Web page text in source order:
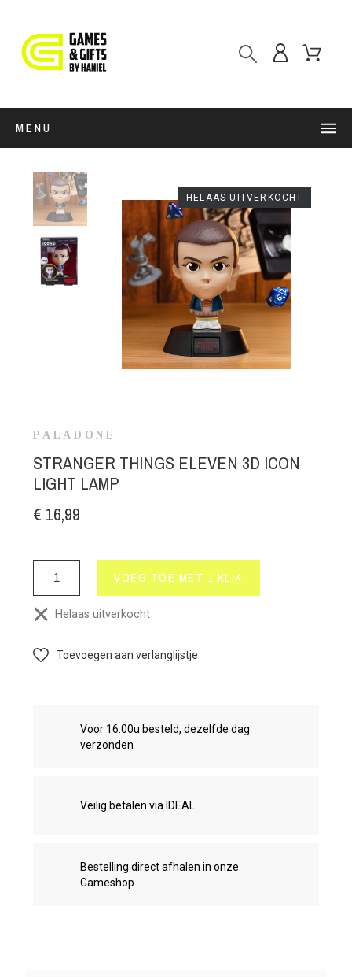
MENU
HELAAS UITVERKOCHT
PALADONE
STRANGER THINGS ELEVEN 3D ICON
LIGHT LAMP
€ 16,99
VOEG TOE MET 1 KLIK
Helaas uitverkocht
Toevoegen aan verlanglijstje
Voor 16.00u besteld, dezelfde dag
verzonden
Veilig betalen via IDEAL
Bestelling direct afhalen in onze
Gameshop